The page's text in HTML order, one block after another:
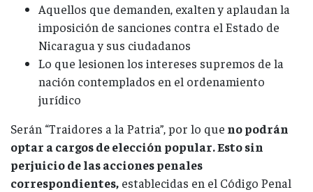
Aquellos que demanden, exalten y aplaudan la
imposición de sanciones contra el Estado de
Nicaragua y sus ciudadanos
Lo que lesionen los intereses supremos de la
nación contemplados en el ordenamiento
jurídico
Serán “Traidores a la Patria”, por lo que no podrán
optar a cargos de elección popular. Esto sin
perjuicio de las acciones penales
correspondientes, establecidas en el Código Penal